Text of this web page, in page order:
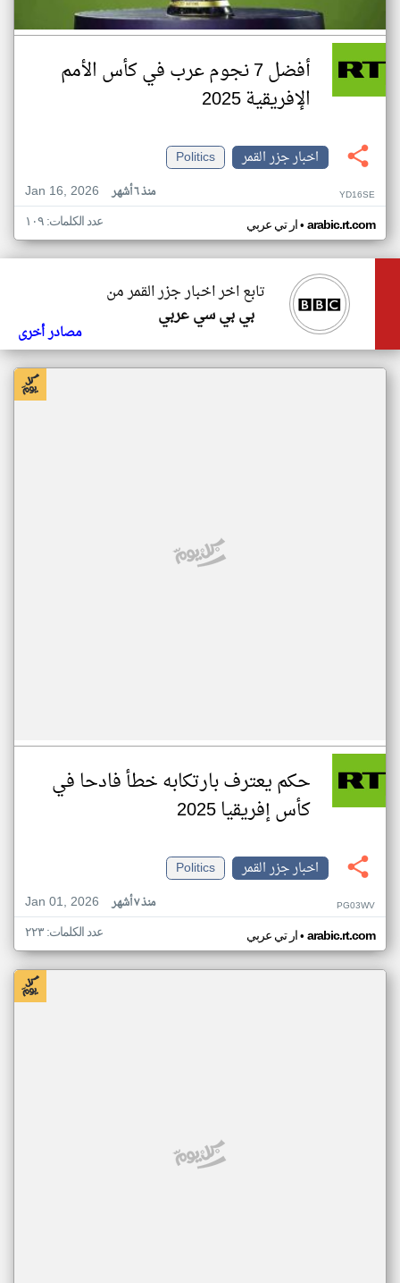
أفضل 7 نجوم عرب في كأس الأمم
الإفريقية 2025
اخبار جزر القمر
Politics
Jan 16, 2026
منذ ٦ أشهر YD16SE
ار تي عربي• arabic.rt.com عدد الكلمات: ١٠٩
تابع اخر اخبار جزر القمر من
بي بي سي عربي
مصادر أخرى
حكم يعترف بارتكابه خطأ فادحا في
كأس إفريقيا 2025
اخبار جزر القمر
Politics
Jan 01, 2026
منذ ٧ أشهر PG03WV
ار تي عربي• arabic.rt.com عدد الكلمات: ٢٢٣